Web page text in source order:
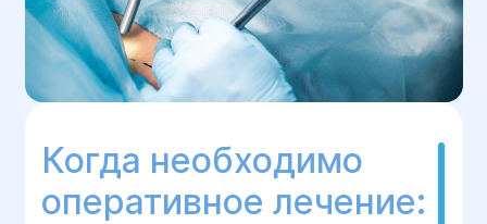
Когда необходимо
оперативное лечение: